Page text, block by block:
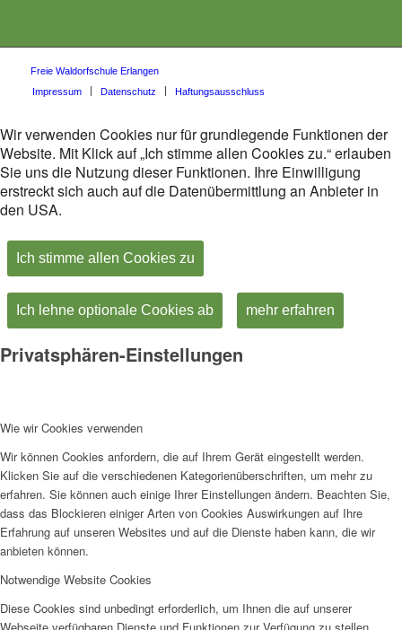
Freie Waldorfschule Erlangen
Impressum
Datenschutz Haftungsausschluss
Wir verwenden Cookies nur für grundlegende Funktionen der
Website. Mit Klick auf „Ich stimme allen Cookies zu.“ erlauben
Sie uns die Nutzung dieser Funktionen. Ihre Einwilligung
erstreckt sich auch auf die Datenübermittlung an Anbieter in
den USA.
Ich stimme allen Cookies zu
Ich lehne optionale Cookies ab mehr erfahren
Privatsphären-Einstellungen
Wie wir Cookies verwenden
Wir können Cookies anfordern, die auf Ihrem Gerät eingestellt werden.
Klicken Sie auf die verschiedenen Kategorienüberschriften, um mehr zu
erfahren. Sie können auch einige Ihrer Einstellungen ändern. Beachten Sie,
dass das Blockieren einiger Arten von Cookies Auswirkungen auf Ihre
Erfahrung auf unseren Websites und auf die Dienste haben kann, die wir
anbieten können.
Notwendige Website Cookies
Diese Cookies sind unbedingt erforderlich, um Ihnen die auf unserer
Webseite verfügbaren Dienste und Funktionen zur Verfügung zu stellen.